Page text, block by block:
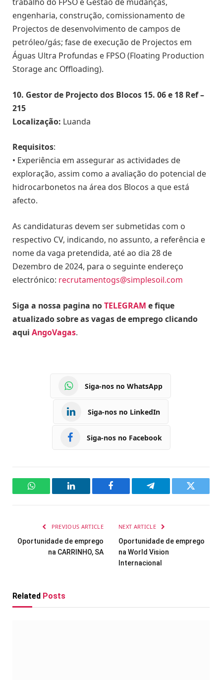
engenharia, construção, comissionamento de
Projectos de desenvolvimento de campos de
petróleo/gás; fase de execução de Projectos em
Águas Ultra Profundas e FPSO (Floating Production
Storage anc Offloading).
10. Gestor de Projecto dos Blocos 15. 06 e 18 Ref –
215
Localização: Luanda
Requisitos:
• Experiência em assegurar as actividades de
exploração, assim como a avaliação do potencial de
hidrocarbonetos na área dos Blocos a que está
afecto.
As candidaturas devem ser submetidas com o
respectivo CV, indicando, no assunto, a referência e
nome da vaga pretendida, até ao dia 28 de
Dezembro de 2024, para o seguinte endereço
electrónico: recrutamentogs@simplesoil.com
Siga a nossa pagina noTELEGRAM e fique
atualizado sobre as vagas de emprego clicando
aqui AngoVagas.
Siga-nos no WhatsApp
Siga-nos no LinkedIn
Siga-nos no Facebook
WhatsAppLinkedIn Facebook Telegram Twitter
PREVIOUS ARTICLE
Oportunidade de emprego
na CARRINHO, SA
NEXT ARTICLE
Oportunidade de emprego
na World Vision
Internacional
Related Posts